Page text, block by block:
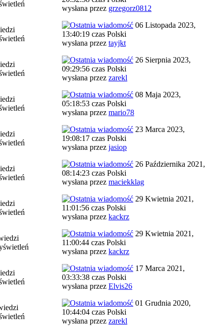
wysłana przez grzegorz0812
06 Listopada 2023,
13:40:19 czas Polski
wysłana przez tayjkt
26 Sierpnia 2023,
09:29:56 czas Polski
wysłana przez zarekl
08 Maja 2023,
05:18:53 czas Polski
wysłana przez mario78
23 Marca 2023,
19:08:17 czas Polski
wysłana przez jasiop
26 Października 2021,
08:14:23 czas Polski
wysłana przez maciekklag
29 Kwietnia 2021,
11:01:56 czas Polski
wysłana przez kackrz
29 Kwietnia 2021,
11:00:44 czas Polski
wysłana przez kackrz
17 Marca 2021,
03:33:38 czas Polski
wysłana przez Elvis26
01 Grudnia 2020,
10:44:04 czas Polski
wysłana przez zarekl